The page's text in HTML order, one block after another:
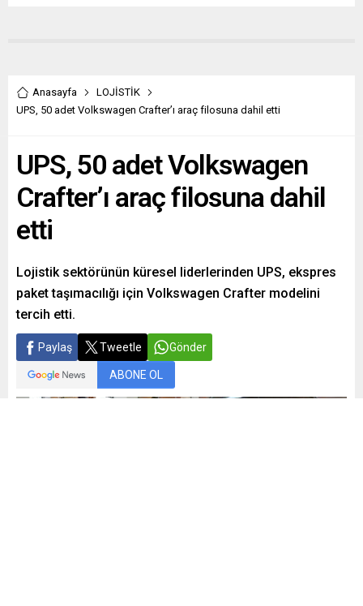
Anasayfa
LOJİSTİK
UPS, 50 adet Volkswagen Crafter’ı araç filosuna dahil etti
UPS, 50 adet Volkswagen
Crafter’ı araç filosuna dahil
etti
Lojistik sektörünün küresel liderlerinden UPS, ekspres
paket taşımacılığı için Volkswagen Crafter modelini
tercih etti.
Paylaş Tweetle Gönder
ABONE OL